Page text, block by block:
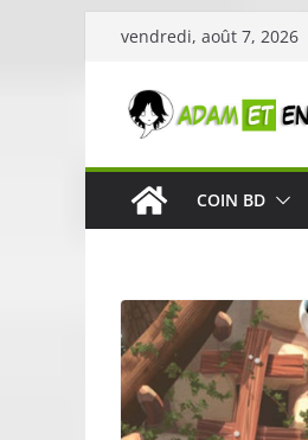
Passer
contenu
vendredi, août 7, 2026
COIN BD